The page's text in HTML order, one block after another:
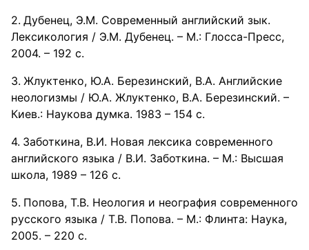
Дубенец, Э.М. Современный английский зык.
Лексикология / Э.М. Дубенец. – М.: Глосса-Пресс,
2004. – 192 с.
Жлуктенко, Ю.А. Березинский, В.А. Английские
неологизмы / Ю.А. Жлуктенко, В.А. Березинский. –
Киев.: Наукова думка. 1983 – 154 с.
Заботкина, В.И. Новая лексика современного
английского языка / В.И. Заботкина. – М.: Высшая
школа, 1989 – 126 с.
Попова, Т.В. Неология и неография современного
русского языка / Т.В. Попова. – М.: Флинта: Наука,
2005. – 220 с.